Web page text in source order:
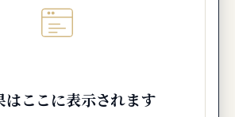
はここに表示されます